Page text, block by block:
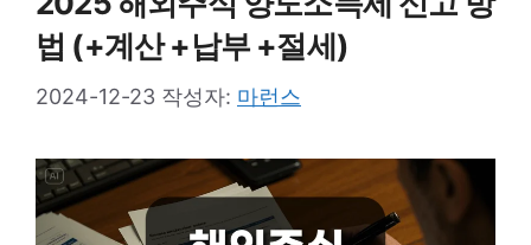
법 (+계산 +납부 +절세)
2024-12-23 작성자: 마런스